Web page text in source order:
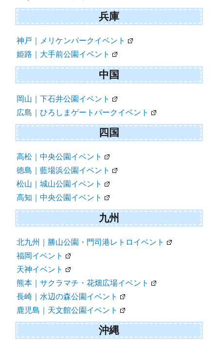
兵庫
神戸｜メリケンパークイベント
姫路｜大手前公園イベント
中国
岡山｜下石井公園イベント
広島｜ひろしまゲートパークイベント
四国
高松｜中央公園イベント
徳島｜藍場浜公園イベント
松山｜城山公園イベント
高知｜中央公園イベント
九州
北九州｜勝山公園・門司港レトロイベント
福岡イベント
天神イベント
熊本｜サクラマチ・花畑広場イベント
長崎｜水辺の森公園イベント
鹿児島｜天文館公園イベント
沖縄